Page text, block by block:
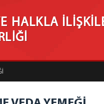
HALKLA